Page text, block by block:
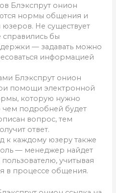
Блэкспрут онион
нормы общения и
Не существует
бы
— задавать можно
информацией
Блэкспрут онион
помощи электронной
которую нужно
чем подробней будет
вопрос, тем
ответ.
к каждому юзеру также
— менеджер найдет
учитывая
в процессе общения.